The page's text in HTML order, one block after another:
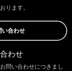
ります。
い合わせ
わせ
問い合わせにつきまし